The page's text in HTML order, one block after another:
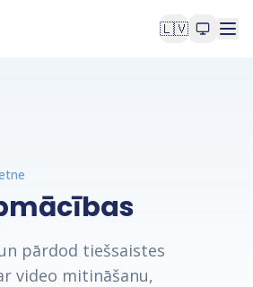
🇱🇻
pārdod tiešsaistes
video mitināšanu,